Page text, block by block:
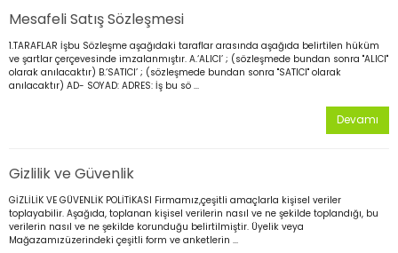
Wi-Fi Dongle
Mesafeli Satış Sözleşmesi
1.TARAFLAR İşbu Sözleşme aşağıdaki taraflar arasında aşağıda belirtilen hüküm
ve şartlar çerçevesinde imzalanmıştır. A.‘ALICI’ ; (sözleşmede bundan sonra "ALICI"
olarak anılacaktır) B.‘SATICI’ ; (sözleşmede bundan sonra "SATICI" olarak
anılacaktır) AD- SOYAD: ADRES: İş bu sö ...
Devamı
Gizlilik ve Güvenlik
GİZLİLİK VE GÜVENLİK POLİTİKASI Firmamız,çeşitli amaçlarla kişisel veriler
toplayabilir. Aşağıda, toplanan kişisel verilerin nasıl ve ne şekilde toplandığı, bu
verilerin nasıl ve ne şekilde korunduğu belirtilmiştir. Üyelik veya
Mağazamızüzerindeki çeşitli form ve anketlerin ...